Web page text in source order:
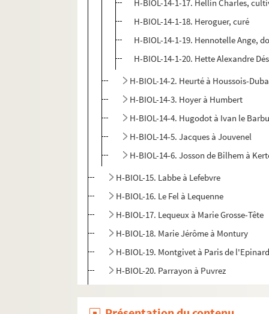
H-BIOL-14-1-17. Hellin Charles,
H-BIOL-14-1-18. Heroguer, curé
H-BIOL-14-1-19. Hennotelle Ange,
H-BIOL-14-1-20. Hette Alexandre
H-BIOL-14-2. Heurté à Houssois-
H-BIOL-14-3. Hoyer à Humbert
H-BIOL-14-4. Hugodot à Ivan le
H-BIOL-14-5. Jacques à Jouvenel
H-BIOL-14-6. Josson de Bilhem à
H-BIOL-15. Labbe à Lefebvre
H-BIOL-16. Le Fel à Lequenne
H-BIOL-17. Lequeux à Marie Grosse-Tête
H-BIOL-18. Marie Jérôme à Montury
H-BIOL-19. Montgivet à Paris de
H-BIOL-20. Parrayon à Puvrez
H-BIOL-22. Sacqueleu à Sylvius